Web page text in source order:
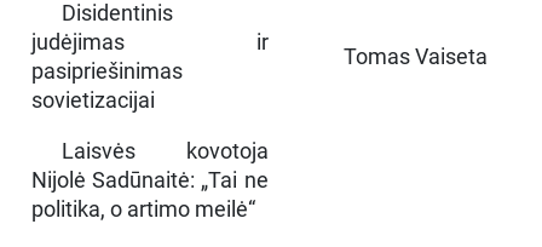
Disidentinis
judėjimas ir
pasipriešinimas
sovietizacijai
Tomas Vaiseta
Laisvės kovotoja
Nijolė Sadūnaitė: „Tai ne
politika, o artimo meilė“